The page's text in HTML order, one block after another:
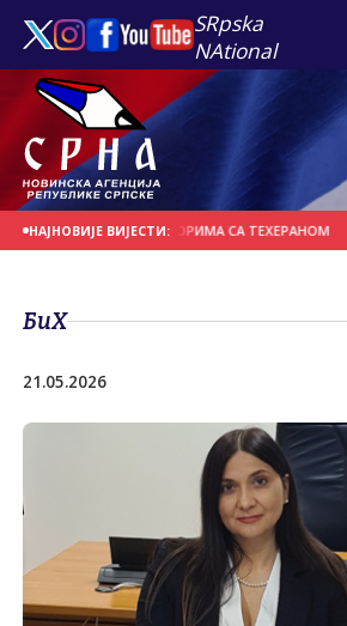
SRpska
NAtional
НАЈНОВИЈЕ ВИЈЕСТИ:
НАПРЕДАК У ПРЕГОВОРИМА СА ТЕХЕРАНОМ
БиХ
21.05.2026